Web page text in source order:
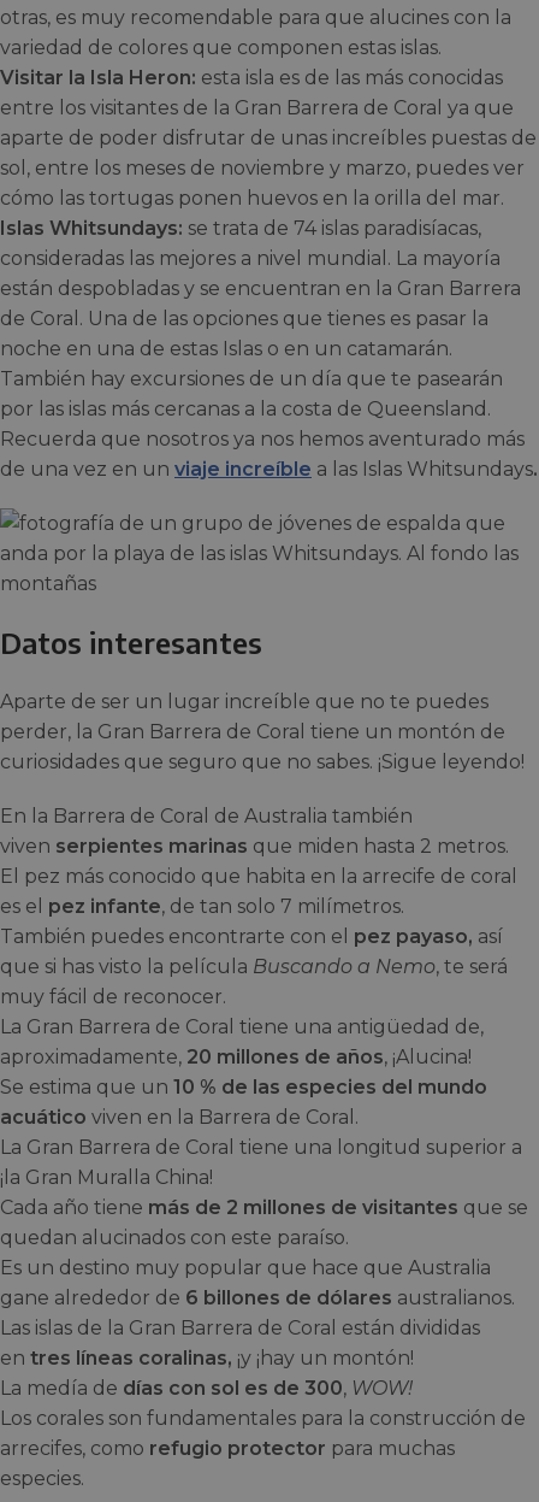
otras, es muy recomendable para que alucines con la
variedad de colores que componen estas islas.
Visitar la Isla Heron: esta isla es de las más conocidas
entre los visitantes de la Gran Barrera de Coral ya que
aparte de poder disfrutar de unas increíbles puestas de
sol, entre los meses de noviembre y marzo, puedes ver
cómo las tortugas ponen huevos en la orilla del mar.
Islas Whitsundays: se trata de 74 islas paradisíacas,
consideradas las mejores a nivel mundial. La mayoría
están despobladas y se encuentran en la Gran Barrera
de Coral. Una de las opciones que tienes es pasar la
noche en una de estas Islas o en un catamarán.
También hay excursiones de un día que te pasearán
por las islas más cercanas a la costa de Queensland.
Recuerda que nosotros ya nos hemos aventurado más
de una vez en un viaje increíble a las Islas Whitsundays.
Datos interesantes
Aparte de ser un lugar increíble que no te puedes
perder, la Gran Barrera de Coral tiene un montón de
curiosidades que seguro que no sabes. ¡Sigue leyendo!
En la Barrera de Coral de Australia también
viven serpientes marinas que miden hasta 2 metros.
El pez más conocido que habita en la arrecife de coral
es el pez infante, de tan solo 7 milímetros.
También puedes encontrarte con el pez payaso, así
que si has visto la película Buscando a Nemo, te será
muy fácil de reconocer.
La Gran Barrera de Coral tiene una antigüedad de,
aproximadamente, 20 millones de años, ¡Alucina!
Se estima que un 10 % de las especies del mundo
acuático viven en la Barrera de Coral.
La Gran Barrera de Coral tiene una longitud superior a
¡la Gran Muralla China!
Cada año tiene más de 2 millones de visitantes que se
quedan alucinados con este paraíso.
Es un destino muy popular que hace que Australia
gane alrededor de 6 billones de dólares australianos.
Las islas de la Gran Barrera de Coral están divididas
en tres líneas coralinas, ¡y ¡hay un montón!
La medía de días con sol es de 300, WOW!
Los corales son fundamentales para la construcción de
arrecifes, como refugio protector para muchas
especies.